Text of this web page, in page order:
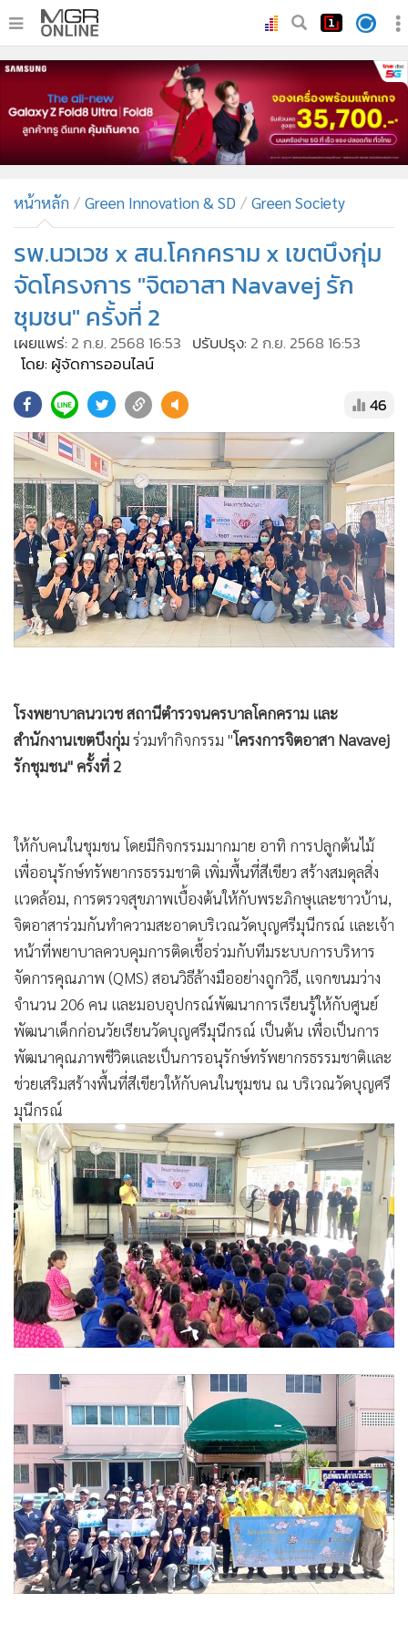
• หน้าหลัก
ทันเหตุการณ์
ภาคใต้
• ภูมิภาค
• บันเทิง
• คอลัมนิสต์
• ละคร
• CbizReview
• Cyber BIZ
• Good health & Well-being
• Green Innovation & SD
• Management & HR
• MGR Live
• Infographic
• การเมือง
•
ท่องเที่ยว
• กีฬา
• ต่างประเทศ
• จีน
• ชุมชน-คุณภาพชีวิต
• อาชญากรรม
• เกม
วิทยาศาสตร์
SMEs
• หุ้น
• อินโดจีน
• กองทุนรวม
• Celeb Online
• Factcheck
• ญี่ปุ่น
• News1
• Gotomanager
หน้าหลัก Green Innovation & SD Green Society
รพ.นวเวช x สน.โคกคราม x เขตบึงกุ่ม
จัดโครงการ "จิตอาสา Navavej รัก
ชุมชน" ครั้งที่ 2
เผยแพร่: 2 ก.ย. 2568 16:53 ปรับปรุง: 2 ก.ย. 2568 16:53
โดย: ผู้จัดการออนไลน์
46
โรงพยาบาลนวเวช สถานีตำรวจนครบาลโคกคราม และ
สำนักงานเขตบึงกุ่มร่วมทำกิจกรรม "โครงการจิตอาสา Navavej
รักชุมชน" ครั้งที่ 2
ให้กับคนในชุมชน โดยมีกิจกรรมมากมาย อาทิ การปลูกต้นไม้
เพื่ออนุรักษ์ทรัพยากรธรรมชาติ เพิ่มพื้นที่สีเขียว สร้างสมดุลสิ่ง
แวดล้อม, การตรวจสุขภาพเบื้องต้นให้กับพระภิกษุและชาวบ้าน,
จิตอาสาร่วมกันทำความสะอาดบริเวณวัดบุญศรีมุนีกรณ์ และเจ้า
หน้าที่พยาบาลควบคุมการติดเชื้อร่วมกับทีมระบบการบริหาร
จัดการคุณภาพ (QMS) สอนวิธีล้างมืออย่างถูกวิธี, แจกขนมว่าง
จำนวน 206 คน และมอบอุปกรณ์พัฒนาการเรียนรู้ให้กับศูนย์
พัฒนาเด็กก่อนวัยเรียนวัดบุญศรีมุนีกรณ์ เป็นต้น เพื่อเป็นการ
พัฒนาคุณภาพชีวิตและเป็นการอนุรักษ์ทรัพยากรธรรมชาติและ
ช่วยเสริมสร้างพื้นที่สีเขียวให้กับคนในชุมชน ณ บริเวณวัดบุญศรี
มุนีกรณ์